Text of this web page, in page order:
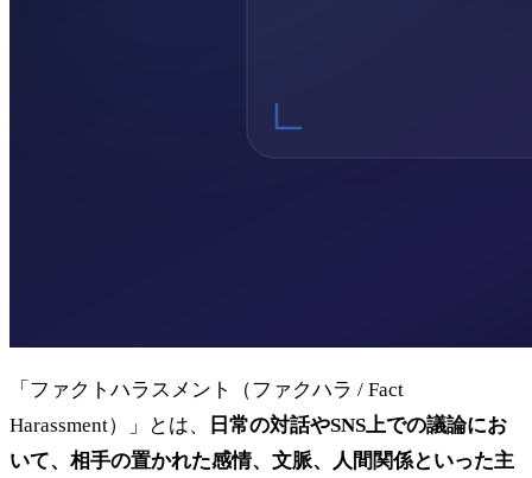
「ファクトハラスメント（ファクハラ / Fact
Harassment）」とは、
日常の対話やSNS上での議論にお
いて、相手の置かれた感情、文脈、人間関係といった主